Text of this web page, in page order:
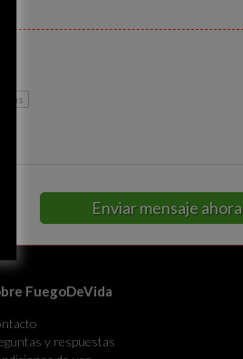
Enviar mensaje ahora
FuegoDeVida
y respuestas